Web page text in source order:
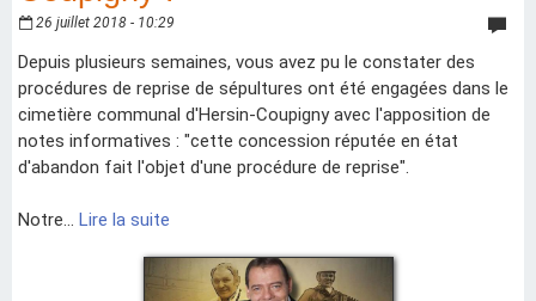
26 juillet 2018 - 10:29
Depuis plusieurs semaines, vous avez pu le constater des
procédures de reprise de sépultures ont été engagées dans le
cimetière communal d'Hersin-Coupigny avec l'apposition de
notes informatives : "cette concession réputée en état
d'abandon fait l'objet d'une procédure de reprise".
Notre... Lire la suite